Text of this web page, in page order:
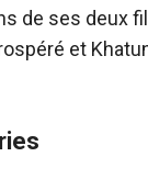
de ses deux
et